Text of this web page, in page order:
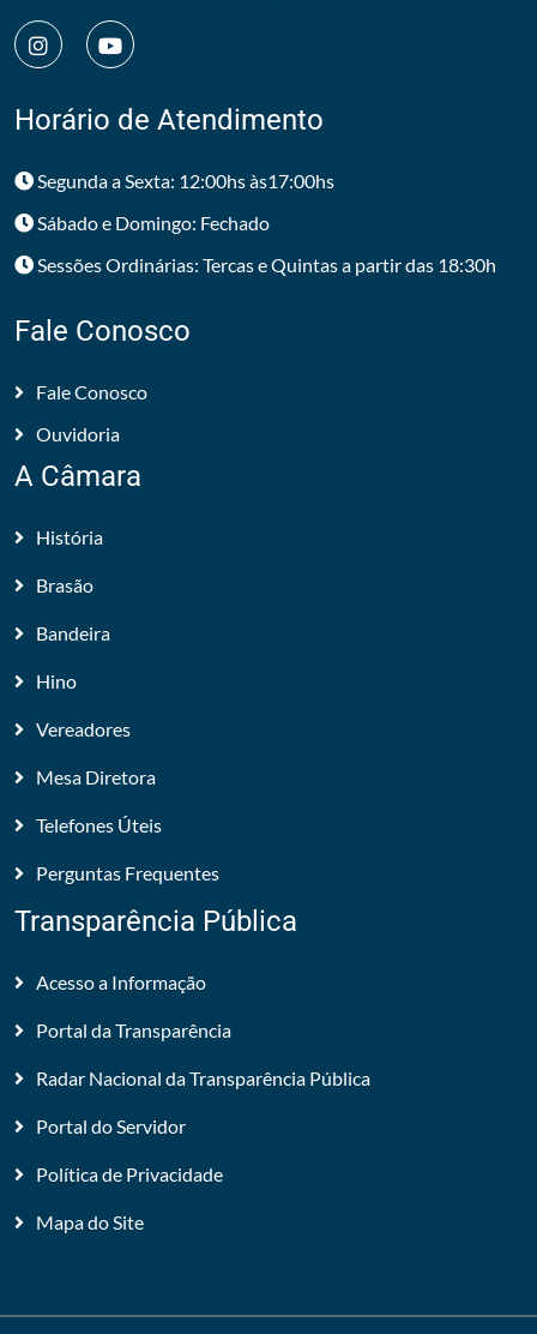
Horário de Atendimento
Segunda a Sexta: 12:00hs às17:00hs
Sábado e Domingo: Fechado
Sessões Ordinárias: Tercas e Quintas a partir das 18:30h
Fale Conosco
Fale Conosco
Ouvidoria
A Câmara
História
Brasão
Bandeira
Hino
Vereadores
Mesa Diretora
Telefones Úteis
Perguntas Frequentes
Transparência Pública
Acesso a Informação
Portal da Transparência
Radar Nacional da Transparência Pública
Portal do Servidor
Política de Privacidade
Mapa do Site